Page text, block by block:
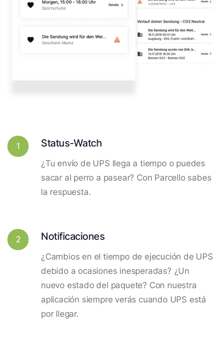
1 Status-Watch
¿Tu envío de UPS llega a tiempo o puedes
sacar al perro a pasear? Con Parcello sabes
la respuesta.
2 Notificaciones
¿Cambios en el tiempo de ejecución de UPS
debido a ocasiones inesperadas? ¿Un
nuevo estado del paquete? Con nuestra
aplicación siempre verás cuando UPS está
por llegar.